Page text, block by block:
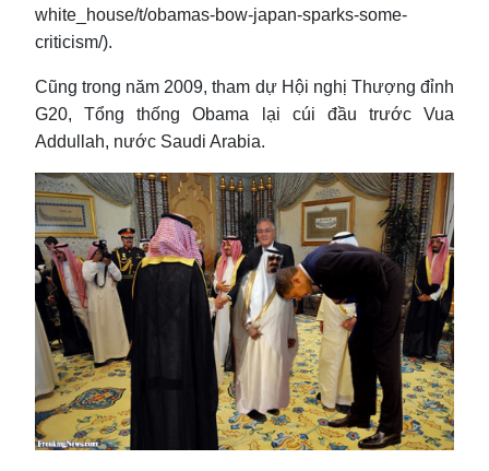
white_house/t/obamas-bow-japan-sparks-some-
criticism/).
Cũng trong năm 2009, tham dự Hội nghị Thượng đỉnh
G20, Tổng thống Obama lại cúi đầu trước Vua
Addullah, nước Saudi Arabia.